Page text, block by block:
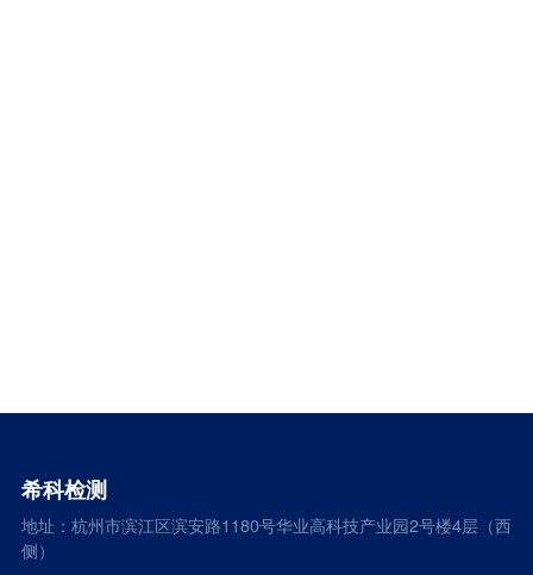
希科检测
地址：杭州市滨江区滨安路1180号华业高科技产业园2号楼4层（西
侧）